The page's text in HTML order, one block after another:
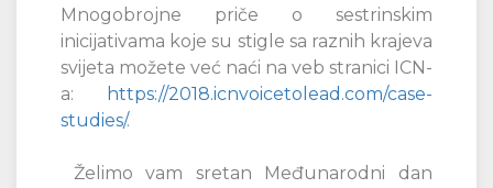
Mnogobrojne priče o sestrinskim
inicijativama koje su stigle sa raznih krajeva
svijeta možete već naći na veb stranici ICN-
a:
https://2018.icnvoicetolead.com/case-
studies/.
Želimo vam sretan Međunarodni dan